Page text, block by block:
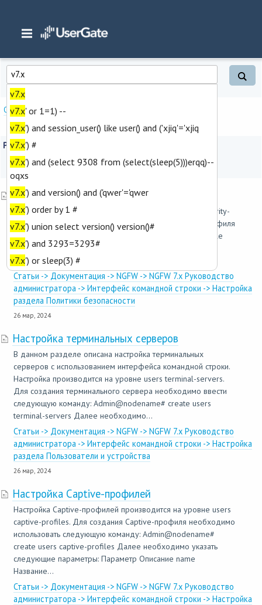
Главная/ Результаты поиска
Опции поиска
Результаты поиска
Найдено : около 1340 |Статьи
Настройка профилей DoS
Настройка профилей DoS производится на уровне security-
policy dos-profile. Структура команды для создания профиля
DoS: Admin@nodename# create security-policy dos-profile
Доступно указание следующих параметров: Параметр
Описание name Задать имя профиля. description ...
Статьи -> Документация -> NGFW -> NGFW 7.x Руководство
администратора -> Интерфейс командной строки -> Настройка
раздела Политики безопасности
26 мар, 2024
Настройка терминальных серверов
В данном разделе описана настройка терминальных
серверов с использованием интерфейса командной строки.
Настройка производится на уровне users terminal-servers.
Для создания терминального сервера необходимо ввести
следующую команду: Admin@nodename# create users
terminal-servers Далее необходимо...
Статьи -> Документация -> NGFW -> NGFW 7.x Руководство
администратора -> Интерфейс командной строки -> Настройка
раздела Пользователи и устройства
26 мар, 2024
Настройка Captive-профилей
Настройка Captive-профилей производится на уровне users
captive-profiles. Для создания Captive-профиля необходимо
использовать следующую команду: Admin@nodename#
create users captive-profiles Далее необходимо указать
следующие параметры: Параметр Описание name
Название...
Статьи -> Документация -> NGFW -> NGFW 7.x Руководство
администратора -> Интерфейс командной строки -> Настройка
v7.x
v7.x' or 1=1) --
v7.x') and session_user() like user() and ('xjiq'='xjiq
v7.x') #
v7.x') and (select 9308 from (select(sleep(5)))erqq)--
oqxs
v7.x') and version() and ('qwer'='qwer
v7.x') order by 1 #
v7.x') union select version() version()#
v7.x') and 3293=3293#
v7.x') or sleep(3) #